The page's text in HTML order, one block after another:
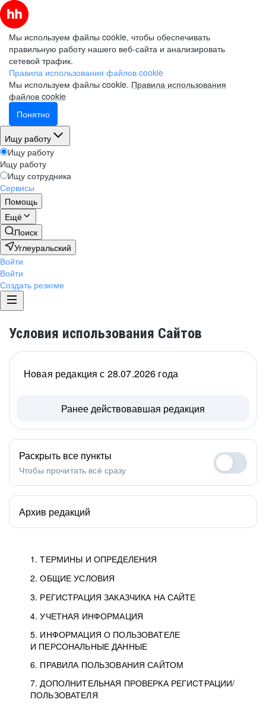
Мы используем файлы cookie, чтобы обеспечивать
правильную работу нашего веб-сайта и анализировать
сетевой трафик.
Правила использования файлов cookie
Мы используем файлы cookie. Правила использования
файлов cookie
Понятно
Ищу работу
Ищу работу
Ищу работу
Ищу сотрудника
Сервисы
Помощь
Ещё
Поиск
Углеуральский
Войти
Войти
Создать резюме
Условия использования Сайтов
1. ТЕРМИНЫ И ОПРЕДЕЛЕНИЯ
2. ОБЩИЕ УСЛОВИЯ
3. РЕГИСТРАЦИЯ ЗАКАЗЧИКА НА САЙТЕ
4. УЧЕТНАЯ ИНФОРМАЦИЯ
5. ИНФОРМАЦИЯ О ПОЛЬЗОВАТЕЛЕ
И ПЕРСОНАЛЬНЫЕ ДАННЫЕ
6. ПРАВИЛА ПОЛЬЗОВАНИЯ САЙТОМ
7. ДОПОЛНИТЕЛЬНАЯ ПРОВЕРКА РЕГИСТРАЦИИ/
ПОЛЬЗОВАТЕЛЯ
Новая редакция с 28.07.2026 года
Ранее действовавшая редакция
Раскрыть все пункты
Чтобы прочитать всё сразу
Архив редакций